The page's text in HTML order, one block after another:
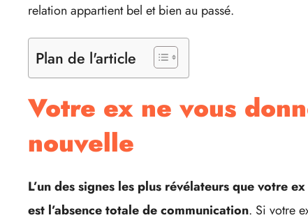
relation appartient bel et bien au passé.
Plan de l'article
Votre ex ne vous
nouvelle
L’un des signes les plus révélateurs que votre
est l’absence totale de communication. Si votre